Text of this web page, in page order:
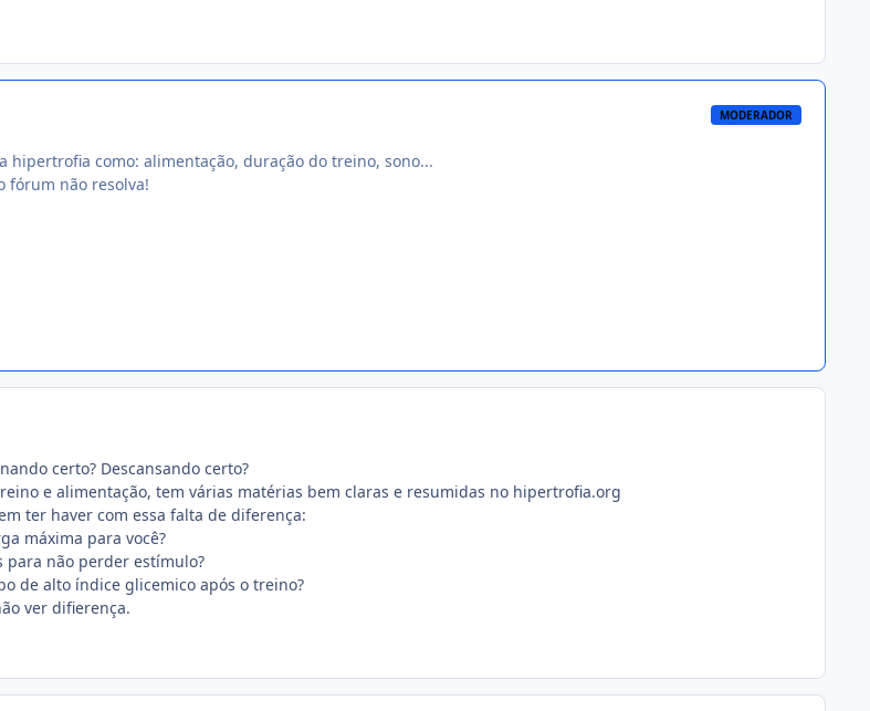
MODERADOR
hipertrofia como: alimentação, duração do treino, sono...
fórum não resolva!
certo? Descansando certo?
e alimentação, tem várias matérias bem claras e resumidas no hipertrofia.org
ter haver com essa falta de diferença:
máxima para você?
para não perder estímulo?
de alto índice glicemico após o treino?
ver difierença.